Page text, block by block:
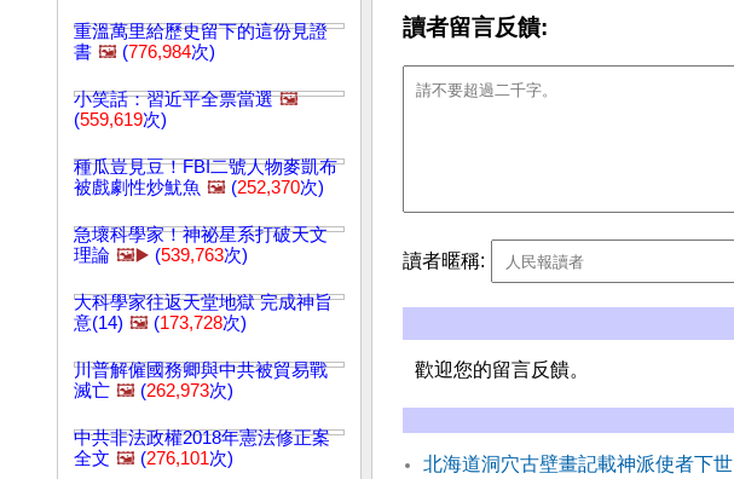
重溫萬里給歷史留下的這份見證
書 🖼️ (776,984次)
小笑話：習近平全票當選 🖼️
(559,619次)
種瓜豈見豆！FBI二號人物麥凱布
被戲劇性炒魷魚 🖼️ (252,370次)
急壞科學家！神祕星系打破天文
理論 🖼️▶️ (539,763次)
大科學家往返天堂地獄 完成神旨
意(14) 🖼️ (173,728次)
川普解僱國務卿與中共被貿易戰
滅亡 🖼️ (262,973次)
中共非法政權2018年憲法修正案
全文 🖼️ (276,101次)
讀者留言反饋:
讀者暱稱:
歡迎您的留言反饋。
北海道洞穴古壁畫記載神派使者下世